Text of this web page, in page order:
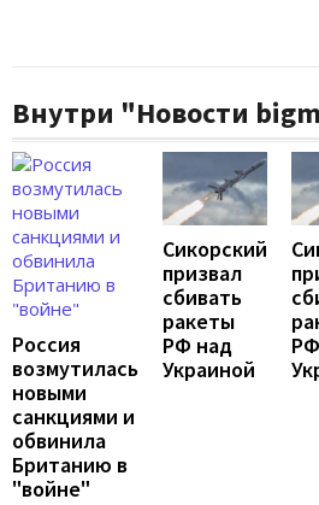
Внутри "Новости
Россия
возмутилась
новыми
санкциями и
обвинила
Британию в
"войне"
Сикорский
призвал
сбивать
ракеты
РФ над
Украиной